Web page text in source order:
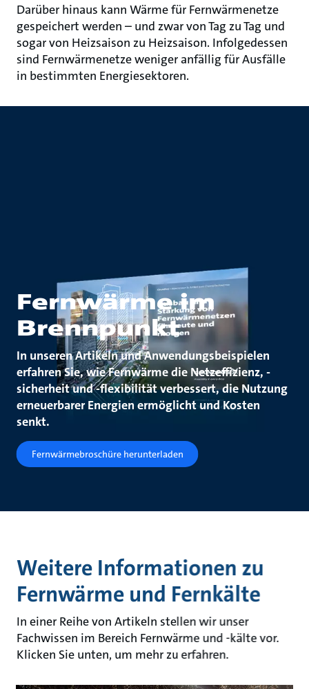
Darüber hinaus kann Wärme für Fernwärmenetze
gespeichert werden – und zwar von Tag zu Tag und
sogar von Heizsaison zu Heizsaison. Infolgedessen
sind Fernwärmenetze weniger anfällig für Ausfälle
in bestimmten Energiesektoren.
Fernwärme im
Brennpunkt
In unseren Artikeln und Anwendungsbeispielen
erfahren Sie, wie Fernwärme die Netzeffizienz, -
sicherheit und -flexibilität verbessert, die Nutzung
erneuerbarer Energien ermöglicht und Kosten
senkt.
Fernwärmebroschüre herunterladen
Weitere Informationen zu
Fernwärme und Fernkälte
In einer Reihe von Artikeln stellen wir unser
Fachwissen im Bereich Fernwärme und -kälte vor.
Klicken Sie unten, um mehr zu erfahren.